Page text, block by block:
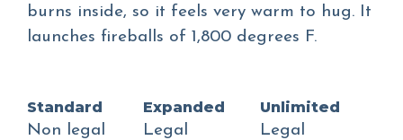
burns inside, so it feels very warm to hug. It
launches fireballs of 1,800 degrees F.
Standard
Non legal
Expanded
Legal
Unlimited
Legal